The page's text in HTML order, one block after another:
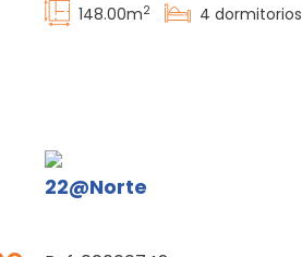
148.00m2 4 dormitorios
22@Norte